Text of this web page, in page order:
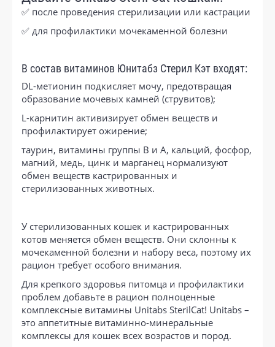
✅ после проведения стерилизации или кастрации
✅ для профилактики мочекаменной болезни
В состав витаминов Юнитабз Стерил Кэт входят:
DL-метионин подкисляет мочу, предотвращая
образование мочевых камней (струвитов);
L-карнитин активизирует обмен веществ и
профилактирует ожирение;
таурин, витамины группы В и А, кальций, фосфор,
магний, медь, цинк и марганец нормализуют
обмен веществ кастрированных и
стерилизованных животных.
У стерилизованных кошек и кастрированных
котов меняется обмен веществ. Они склонны к
мочекаменной болезни и набору веса, поэтому их
рацион требует особого внимания.
Для крепкого здоровья питомца и профилактики
проблем добавьте в рацион полноценные
комплексные витамины Unitabs SterilCat! Unitabs –
это аппетитные витаминно-минеральные
комплексы для кошек всех возрастов и пород.